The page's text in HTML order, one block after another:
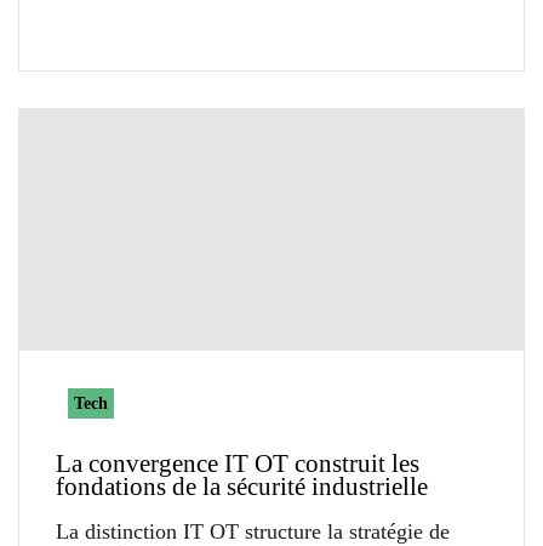
Tech
La convergence IT OT construit les
fondations de la sécurité industrielle
La distinction IT OT structure la stratégie de